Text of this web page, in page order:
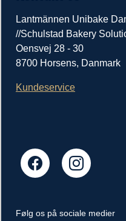
Lantmännen Unibake
//Schulstad Bakery
Oensvej 28 - 30
8700 Horsens, Danmark
Kundeservice
Følg os på sociale medier